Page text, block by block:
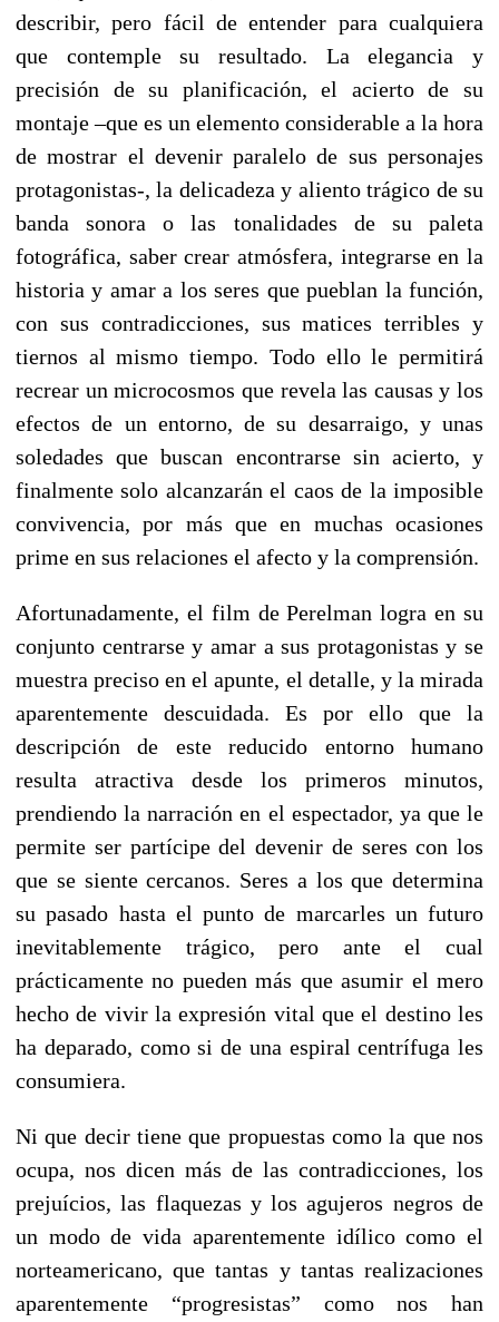
describir, pero fácil de entender para cualquiera
que contemple su resultado. La elegancia y
precisión de su planificación, el acierto de su
montaje –que es un elemento considerable a la hora
de mostrar el devenir paralelo de sus personajes
protagonistas-, la delicadeza y aliento trágico de su
banda sonora o las tonalidades de su paleta
fotográfica, saber crear atmósfera, integrarse en la
historia y amar a los seres que pueblan la función,
con sus contradicciones, sus matices terribles y
tiernos al mismo tiempo. Todo ello le permitirá
recrear un microcosmos que revela las causas y los
efectos de un entorno, de su desarraigo, y unas
soledades que buscan encontrarse sin acierto, y
finalmente solo alcanzarán el caos de la imposible
convivencia, por más que en muchas ocasiones
prime en sus relaciones el afecto y la comprensión.
Afortunadamente, el film de Perelman logra en su
conjunto centrarse y amar a sus protagonistas y se
muestra preciso en el apunte, el detalle, y la mirada
aparentemente descuidada. Es por ello que la
descripción de este reducido entorno humano
resulta atractiva desde los primeros minutos,
prendiendo la narración en el espectador, ya que le
permite ser partícipe del devenir de seres con los
que se siente cercanos. Seres a los que determina
su pasado hasta el punto de marcarles un futuro
inevitablemente trágico, pero ante el cual
prácticamente no pueden más que asumir el mero
hecho de vivir la expresión vital que el destino les
ha deparado, como si de una espiral centrífuga les
consumiera.
Ni que decir tiene que propuestas como la que nos
ocupa, nos dicen más de las contradicciones, los
prejuícios, las flaquezas y los agujeros negros de
un modo de vida aparentemente idílico como el
norteamericano, que tantas y tantas realizaciones
aparentemente “progresistas” como nos han